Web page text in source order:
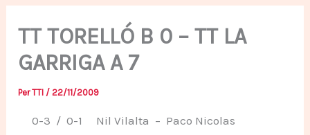
TT TORELLÓ B 0 – TT LA
GARRIGA A 7
Per TTI /22/11/2009
0-3 / 0-1 Nil Vilalta – Paco Nicolas